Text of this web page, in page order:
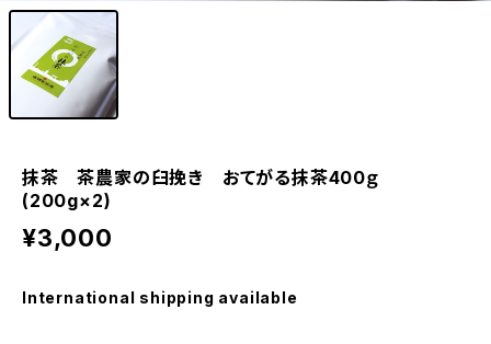
抹茶 茶農家の臼挽き おてがる抹茶400ｇ
(200g×2)
¥3,000
International shipping available